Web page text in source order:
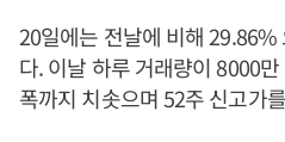
20일에는 전날에 비해
다. 이날 하루 거래량이 8000
폭까지 치솟으며 52주 신고가